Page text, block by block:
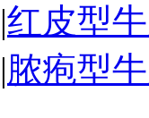
|红皮型
|脓疱型